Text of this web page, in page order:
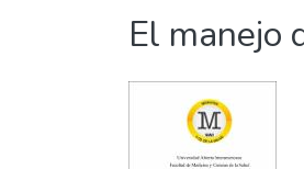
El manejo